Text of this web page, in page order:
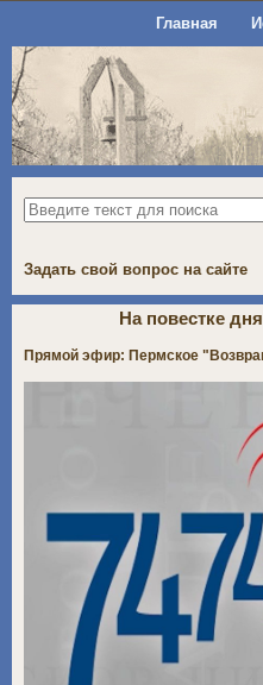
Главная
Задать свой вопрос на сайте
На повестке дня
Прямой эфир: Пермское